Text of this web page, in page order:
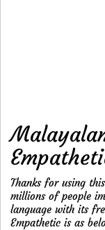
Thanks for using
millions of people
language with its
Empathetic is as